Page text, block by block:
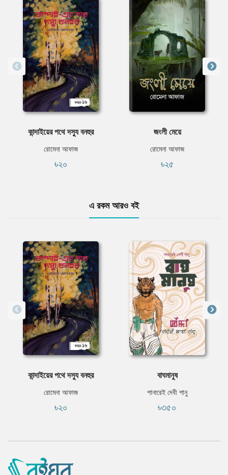
কান্দাইয়ের পথে দস্যু বনহুর
রোমেনা আফাজ
৳২০
জংলী মেয়ে
রোমেনা আফাজ
৳২৫
এ রকম আরও বই
কান্দাইয়ের পথে দস্যু বনহুর
রোমেনা আফাজ
৳২০
বাঘমানুষ
শানারেই দেবী শানু
৳৩৫০